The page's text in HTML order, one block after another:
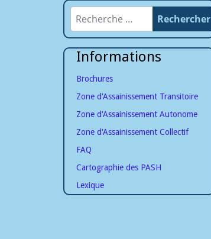
Recherche
Rechercher
Informations
Brochures
Zone d'Assainissement Transitoire
Zone d'Assainissement Autonome
Zone d'Assainissement Collectif
FAQ
Cartographie des PASH
Lexique